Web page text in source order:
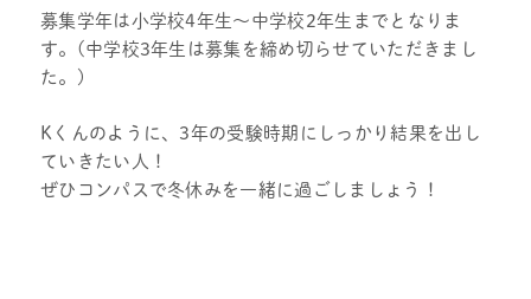
募集学年は小学校4年生～中学校2年生までとなりま
す。(中学校3年生は募集を締め切らせていただきまし
た。)
Kくんのように、3年の受験時期にしっかり結果を出し
ていきたい人！
ぜひコンパスで冬休みを一緒に過ごしましょう！